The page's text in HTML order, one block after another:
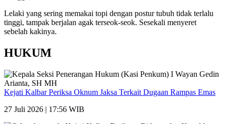
Lelaki yang sering memakai topi dengan postur tubuh tidak terlalu
tinggi, tampak berjalan agak terseok-seok. Sesekali menyeret
sebelah kakinya.
HUKUM
Kejati Kalbar Periksa Oknum Jaksa Terkait Dugaan Rampas Emas
27 Juli 2026 | 17:56 WIB